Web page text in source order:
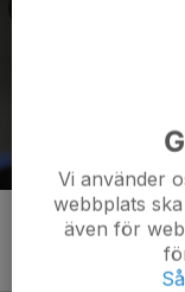
Vi använder
webbplats
även för